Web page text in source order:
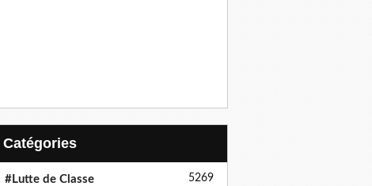
Catégories
#Lutte de Classe 5269